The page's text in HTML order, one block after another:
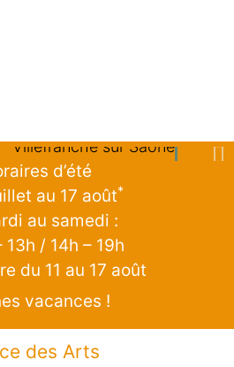
d’été
au 17 août*
au samedi :
13h / 14h – 19h
du 11 au 17 août
vacances !
des Arts